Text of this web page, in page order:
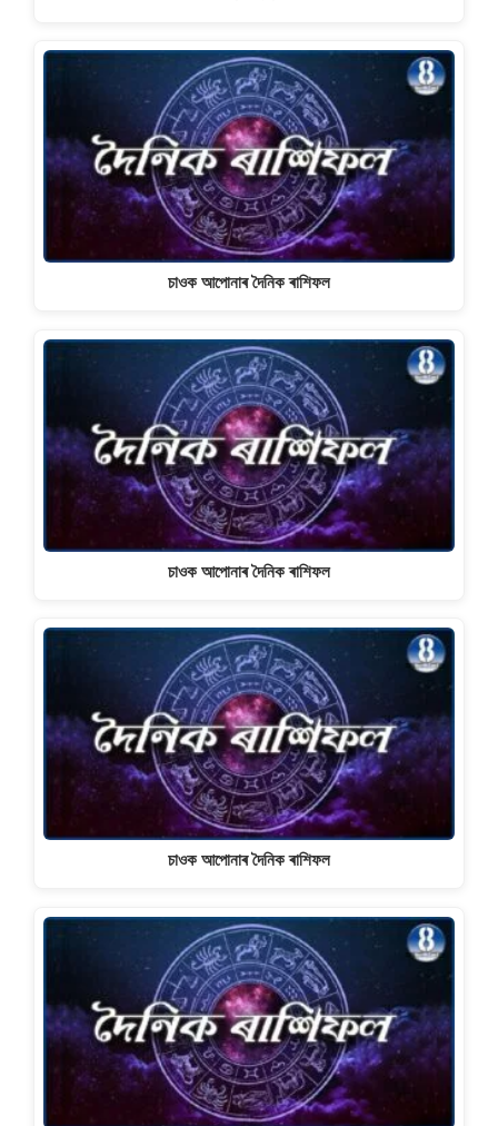
চাওক আপোনাৰ দৈনিক ৰাশিফল
চাওক আপোনাৰ দৈনিক ৰাশিফল
চাওক আপোনাৰ দৈনিক ৰাশিফল